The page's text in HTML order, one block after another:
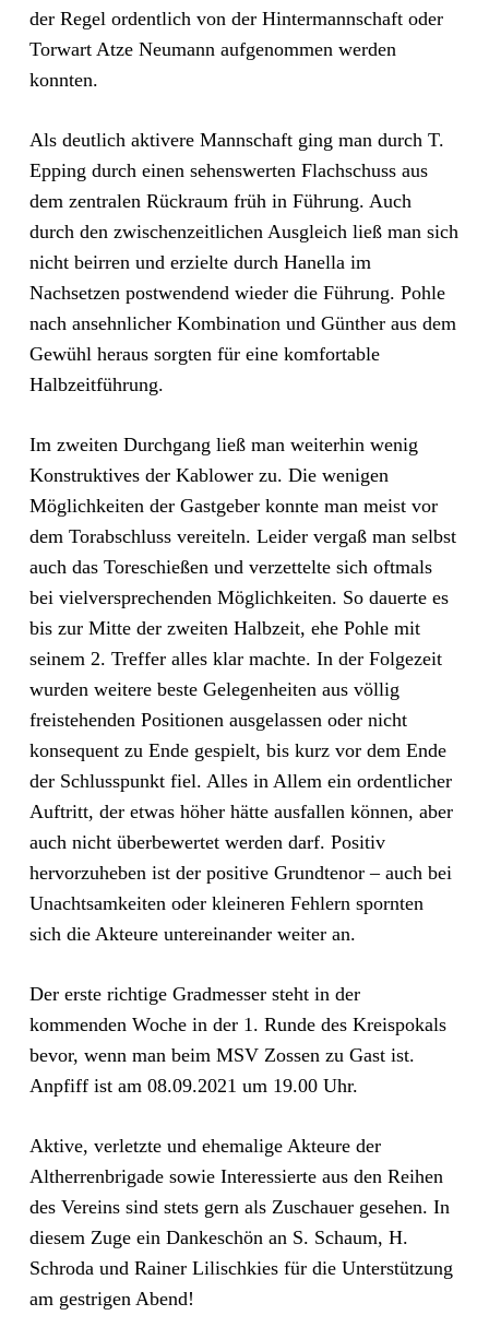
der Regel ordentlich von der Hintermannschaft oder
Torwart Atze Neumann aufgenommen werden
konnten.
Als deutlich aktivere Mannschaft ging man durch T.
Epping durch einen sehenswerten Flachschuss aus
dem zentralen Rückraum früh in Führung. Auch
durch den zwischenzeitlichen Ausgleich ließ man sich
nicht beirren und erzielte durch Hanella im
Nachsetzen postwendend wieder die Führung. Pohle
nach ansehnlicher Kombination und Günther aus dem
Gewühl heraus sorgten für eine komfortable
Halbzeitführung.
Im zweiten Durchgang ließ man weiterhin wenig
Konstruktives der Kablower zu. Die wenigen
Möglichkeiten der Gastgeber konnte man meist vor
dem Torabschluss vereiteln. Leider vergaß man selbst
auch das Toreschießen und verzettelte sich oftmals
bei vielversprechenden Möglichkeiten. So dauerte es
bis zur Mitte der zweiten Halbzeit, ehe Pohle mit
seinem 2. Treffer alles klar machte. In der Folgezeit
wurden weitere beste Gelegenheiten aus völlig
freistehenden Positionen ausgelassen oder nicht
konsequent zu Ende gespielt, bis kurz vor dem Ende
der Schlusspunkt fiel. Alles in Allem ein ordentlicher
Auftritt, der etwas höher hätte ausfallen können, aber
auch nicht überbewertet werden darf. Positiv
hervorzuheben ist der positive Grundtenor – auch bei
Unachtsamkeiten oder kleineren Fehlern spornten
sich die Akteure untereinander weiter an.
Der erste richtige Gradmesser steht in der
kommenden Woche in der 1. Runde des Kreispokals
bevor, wenn man beim MSV Zossen zu Gast ist.
Anpfiff ist am 08.09.2021 um 19.00 Uhr.
Aktive, verletzte und ehemalige Akteure der
Altherrenbrigade sowie Interessierte aus den Reihen
des Vereins sind stets gern als Zuschauer gesehen. In
diesem Zuge ein Dankeschön an S. Schaum, H.
Schroda und Rainer Lilischkies für die Unterstützung
am gestrigen Abend!